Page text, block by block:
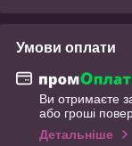
Умови оплати
Ви отримаєте
або гроші
Детальніше